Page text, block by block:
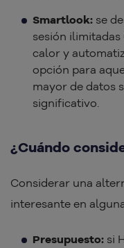
Smartlook: se
sesión ilimitadas
calor y
opción para
mayor de datos
significativo.
¿Cuándo
Considerar una
interesante en
Presupuesto: si